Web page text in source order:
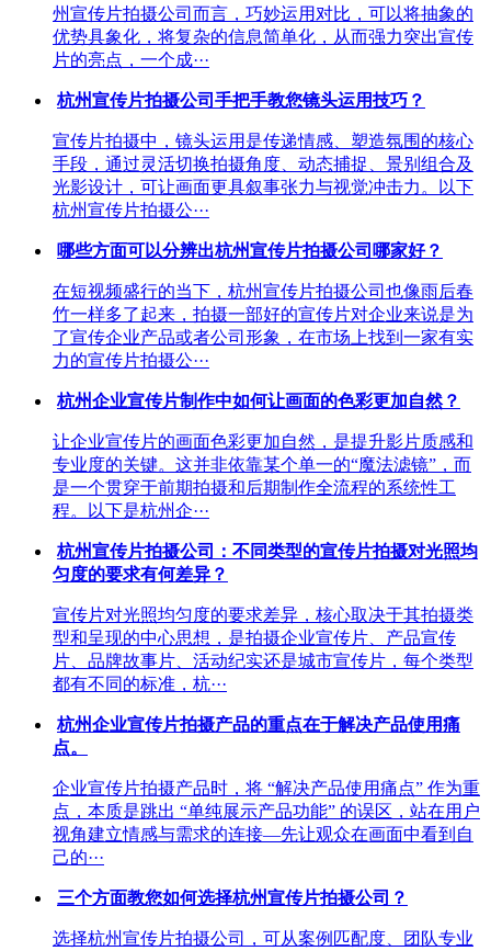
州宣传片拍摄公司而言，巧妙运用对比，可以将抽象的
优势具象化，将复杂的信息简单化，从而强力突出宣传
片的亮点，一个成···
杭州宣传片拍摄公司手把手教您镜头运用技巧？
宣传片拍摄中，镜头运用是传递情感、塑造氛围的核心
手段，通过灵活切换拍摄角度、动态捕捉、景别组合及
光影设计，可让画面更具叙事张力与视觉冲击力。以下
杭州宣传片拍摄公···
哪些方面可以分辨出杭州宣传片拍摄公司哪家好？
在短视频盛行的当下，杭州宣传片拍摄公司也像雨后春
竹一样多了起来，拍摄一部好的宣传片对企业来说是为
了宣传企业产品或者公司形象，在市场上找到一家有实
力的宣传片拍摄公···
杭州企业宣传片制作中如何让画面的色彩更加自然？
让企业宣传片的画面色彩更加自然，是提升影片质感和
专业度的关键。这并非依靠某个单一的“魔法滤镜”，而
是一个贯穿于前期拍摄和后期制作全流程的系统性工
程。以下是杭州企···
杭州宣传片拍摄公司：不同类型的宣传片拍摄对光照均
匀度的要求有何差异？
宣传片对光照均匀度的要求差异，核心取决于其拍摄类
型和呈现的中心思想，是拍摄企业宣传片、产品宣传
片、品牌故事片、活动纪实还是城市宣传片，每个类型
都有不同的标准，杭···
杭州企业宣传片拍摄产品的重点在于解决产品使用痛
点。
企业宣传片拍摄产品时，将 “解决产品使用痛点” 作为重
点，本质是跳出 “单纯展示产品功能” 的误区，站在用户
视角建立情感与需求的连接—先让观众在画面中看到自
己的···
三个方面教您如何选择杭州宣传片拍摄公司？
选择杭州宣传片拍摄公司，可从案例匹配度、团队专业